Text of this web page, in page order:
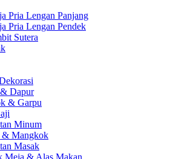
Pria Lengan Panjang
Pria Lengan Pendek
Sutera
Dapur
& Garpu
Minum
& Mangkok
Masak